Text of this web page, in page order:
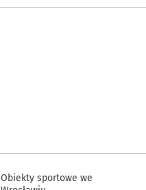
Obiekty sportowe we